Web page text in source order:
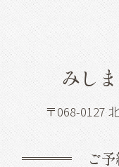
みし
〒068-0127
ご